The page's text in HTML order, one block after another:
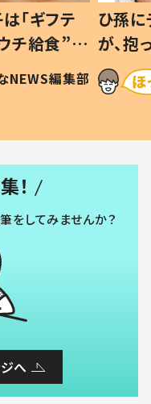
「ギフテ
チ給食”を
#令和の親
NEWS編集部
ひ孫
が、
「涙が
い」
！
をしてみませんか？
へ